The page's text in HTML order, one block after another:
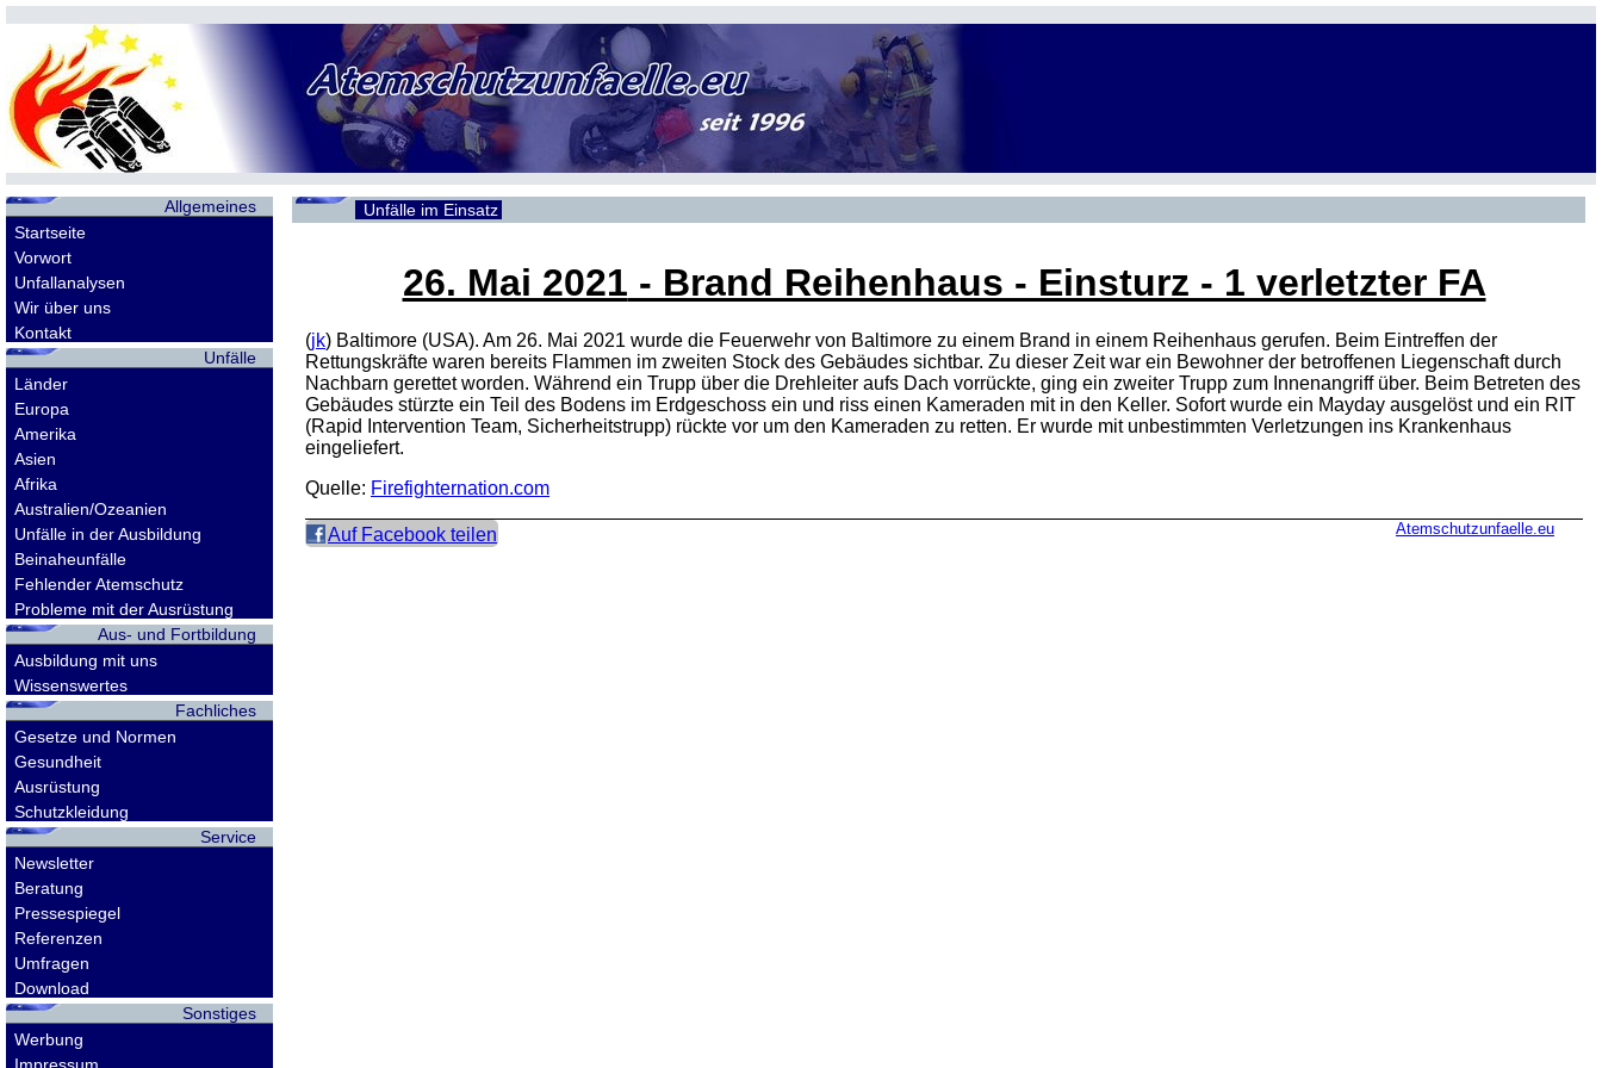
Allgemeines
Startseite
Vorwort
Unfallanalysen
Wir über uns
Kontakt
Unfälle
Länder
Europa
Amerika
Asien
Afrika
Australien/Ozeanien
Unfälle in der Ausbildung
Beinaheunfälle
Fehlender Atemschutz
Probleme mit der Ausrüstung
Aus- und Fortbildung
Ausbildung mit uns
Wissenswertes
Fachliches
Gesetze und Normen
Gesundheit
Ausrüstung
Schutzkleidung
Service
Newsletter
Beratung
Pressespiegel
Referenzen
Umfragen
Download
Sonstiges
Werbung
Unfälle im Einsatz
26. Mai 2021 - Brand Reihenhaus - Einsturz - 1 verletzter FA
(jk) Baltimore (USA). Am 26. Mai 2021 wurde die Feuerwehr von Baltimore zu einem Brand in einem Reihenhaus gerufen. Beim Eintreffen der
Rettungskräfte waren bereits Flammen im zweiten Stock des Gebäudes sichtbar. Zu dieser Zeit war ein Bewohner der betroffenen Liegenschaft durch
Nachbarn gerettet worden. Während ein Trupp über die Drehleiter aufs Dach vorrückte, ging ein zweiter Trupp zum Innenangriff über. Beim Betreten des
Gebäudes stürzte ein Teil des Bodens im Erdgeschoss ein und riss einen Kameraden mit in den Keller. Sofort wurde ein Mayday ausgelöst und ein RIT
(Rapid Intervention Team, Sicherheitstrupp) rückte vor um den Kameraden zu retten. Er wurde mit unbestimmten Verletzungen ins Krankenhaus
eingeliefert.
Quelle: Firefighternation.com
Auf Facebook teilen Atemschutzunfaelle.eu